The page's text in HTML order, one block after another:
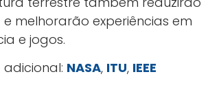
melhorarão experiências em
e jogos.
adicional: NASA, ITU, IEEE